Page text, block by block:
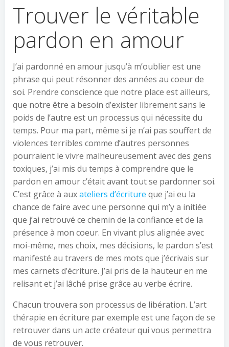
Trouver le véritable
pardon en amour
J’ai pardonné en amour jusqu’à m’oublier est une
phrase qui peut résonner des années au coeur de
soi. Prendre conscience que notre place est ailleurs,
que notre être a besoin d’exister librement sans le
poids de l’autre est un processus qui nécessite du
temps. Pour ma part, même si je n’ai pas souffert de
violences terribles comme d’autres personnes
pourraient le vivre malheureusement avec des gens
toxiques, j’ai mis du temps à comprendre que le
pardon en amour c’était avant tout se pardonner soi.
C’est grâce à auxateliers d’écriture que j’ai eu la
chance de faire avec une personne qui m’y a initiée
que j’ai retrouvé ce chemin de la confiance et de la
présence à mon coeur. En vivant plus alignée avec
moi-même, mes choix, mes décisions, le pardon s’est
manifesté au travers de mes mots que j’écrivais sur
mes carnets d’écriture. J’ai pris de la hauteur en me
relisant et j’ai lâché prise grâce au verbe écrire.
Chacun trouvera son processus de libération. L’art
thérapie en écriture par exemple est une façon de se
retrouver dans un acte créateur qui vous permettra
de vous retrouver.